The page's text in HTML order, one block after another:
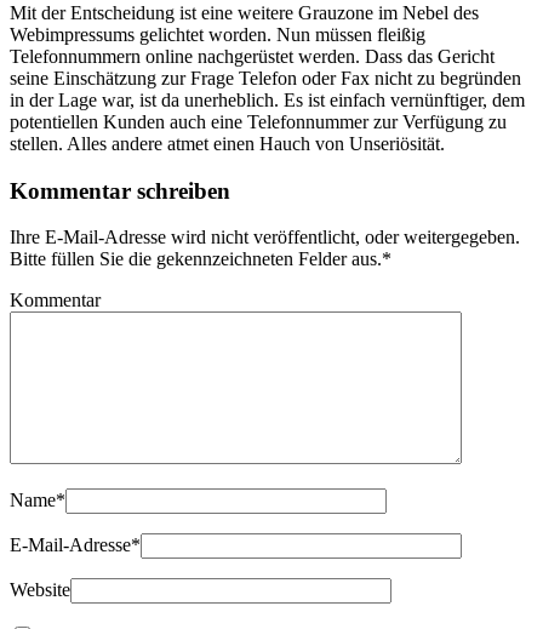
Mit der Entscheidung ist eine weitere Grauzone im Nebel des
Webimpressums gelichtet worden. Nun müssen fleißig
Telefonnummern online nachgerüstet werden. Dass das Gericht
seine Einschätzung zur Frage Telefon oder Fax nicht zu begründen
in der Lage war, ist da unerheblich. Es ist einfach vernünftiger, dem
potentiellen Kunden auch eine Telefonnummer zur Verfügung zu
stellen. Alles andere atmet einen Hauch von Unseriösität.
Kommentar schreiben
Ihre E-Mail-Adresse wird nicht veröffentlicht, oder weitergegeben.
Bitte füllen Sie die gekennzeichneten Felder aus.*
Kommentar
Name*
E-Mail-Adresse*
Website